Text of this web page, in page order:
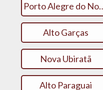
Porto
Alto Garças
Nova Ubiratã
Alto Paraguai